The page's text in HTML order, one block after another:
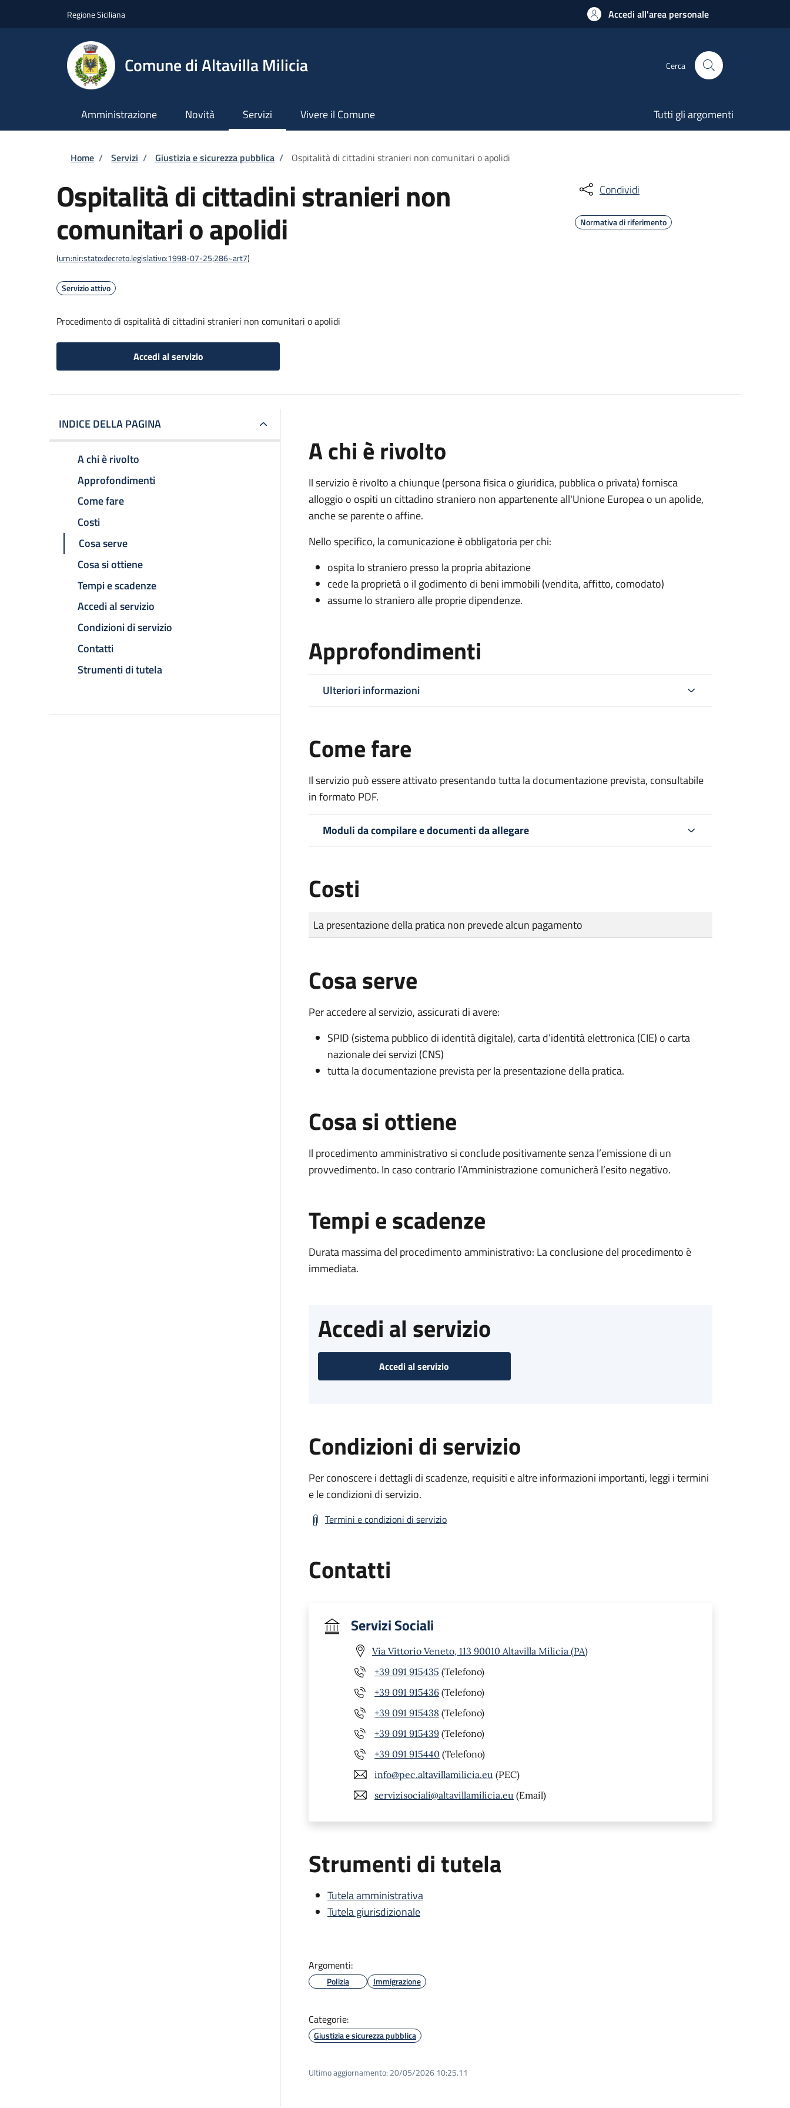
Regione Siciliana Accedi all'area personale
Comune di Altavilla Milicia Cerca
Amministrazione Novità Servizi Vivere il Comune Tutti gli argomenti
Briciole di pane
Home / Servizi / Giustizia e sicurezza pubblica / Ospitalità di cittadini stranieri non comunitari o apolidi
Ospitalità di cittadini stranieri non
comunitari o apolidi
(urn:nir:stato:decreto.legislativo:1998-07-25;286~art7)
Servizio attivo
Procedimento di ospitalità di cittadini stranieri non comunitari o apolidi
Accedi al servizio
Condividi
Normativa di riferimento
INDICE DELLA PAGINA
A chi è rivolto
Approfondimenti
Come fare
Costi
Cosa serve
Cosa si ottiene
Tempi e scadenze
Accedi al servizio
Condizioni di servizio
Contatti
Strumenti di tutela
A chi è rivolto
Il servizio è rivolto a chiunque (persona fisica o giuridica, pubblica o privata) fornisca
alloggio o ospiti un cittadino straniero non appartenente all'Unione Europea o un apolide,
anche se parente o affine.
Nello specifico, la comunicazione è obbligatoria per chi:
ospita lo straniero presso la propria abitazione
cede la proprietà o il godimento di beni immobili (vendita, affitto, comodato)
assume lo straniero alle proprie dipendenze.
Approfondimenti
Ulteriori informazioni
Come fare
Il servizio può essere attivato presentando tutta la documentazione prevista, consultabile
in formato PDF.
Moduli da compilare e documenti da allegare
Costi
Tipo di pagamento
Importo
La presentazione della pratica non prevede alcun pagamento
Cosa serve
Per accedere al servizio, assicurati di avere:
SPID (sistema pubblico di identità digitale), carta d’identità elettronica (CIE) o carta
nazionale dei servizi (CNS)
tutta la documentazione prevista per la presentazione della pratica.
Cosa si ottiene
Il procedimento amministrativo si conclude positivamente senza l’emissione di un
provvedimento. In caso contrario l’Amministrazione comunicherà l’esito negativo.
Tempi e scadenze
Durata massima del procedimento amministrativo: La conclusione del procedimento è
immediata.
Accedi al servizio
Accedi al servizio
Condizioni di servizio
Per conoscere i dettagli di scadenze, requisiti e altre informazioni importanti, leggi i termini
e le condizioni di servizio.
Termini e condizioni di servizio
Contatti
Servizi Sociali
Via Vittorio Veneto, 113 90010 Altavilla Milicia (PA)
+39 091 915435 (Telefono)
+39 091 915436 (Telefono)
+39 091 915438 (Telefono)
+39 091 915439 (Telefono)
+39 091 915440 (Telefono)
info@pec.altavillamilicia.eu (PEC)
servizisociali@altavillamilicia.eu (Email)
Strumenti di tutela
Tutela amministrativa
Tutela giurisdizionale
Argomenti:
Polizia Immigrazione
Categorie:
Giustizia e sicurezza pubblica
Ultimo aggiornamento: 20/05/2026 10:25.11